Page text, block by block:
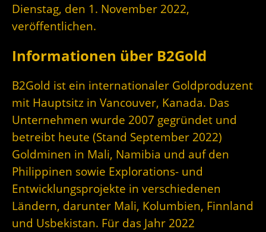
Dienstag, den 1. November 2022,
veröffentlichen.
Informationen über B2Gold
B2Gold ist ein internationaler Goldproduzent
mit Hauptsitz in Vancouver, Kanada. Das
Unternehmen wurde 2007 gegründet und
betreibt heute (Stand September 2022)
Goldminen in Mali, Namibia und auf den
Philippinen sowie Explorations- und
Entwicklungsprojekte in verschiedenen
Ländern, darunter Mali, Kolumbien, Finnland
und Usbekistan. Für das Jahr 2022